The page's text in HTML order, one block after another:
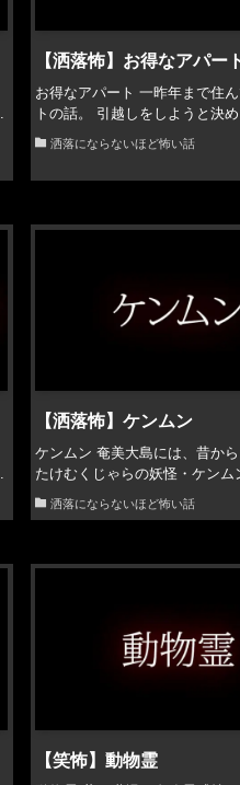
【洒落怖】お得なアパー
お得なアパート 一昨年まで住
トの話。 引越しをしようと決め
洒落にならないほど怖い話
【洒落怖】ケンムン
ケンムン 奄美大島には、昔か
たけむくじゃらの妖怪・ケンム
洒落にならないほど怖い話
【笑怖】動物霊